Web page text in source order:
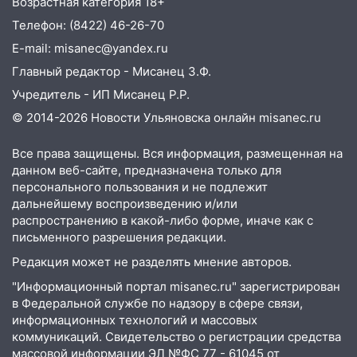
11:38 В Госдуме предложили отменить
ЕГЭ с 2027 года
11:25 В Ульяновске ИИ будет выявлять
нарушителей на контейнерных
площадках
Валерия Клейменова выиграла два
золота в составе сборной мира
11:16 В Ульяновске открыли памятную
доску декабристу Кондратию Рылееву
10:40
В Ульяновске спасатели ночью
нашли потерявшегося в заброшенных
садах 79-летнего мужчину
10:26 На нескольких улицах Ульяновска
временно отключили холодную воду
Телефон: (8422) 46-26-70
E-mail: misanec@yandex.ru
Главный редактор - Мисанец З.Ф.
Учредитель - ИП Мисанец Р.Р.
© 2014-2026 Новости Ульяновска онлайн misanec.ru
Все права защищены. Вся информация, размещенная на
данном веб-сайте, предназначена только для
персонального пользования и не подлежит
дальнейшему воспроизведению и/или
распространению в какой-либо форме, иначе как с
письменного разрешения редакции.
Редакция может не разделять мнение авторов.
"Информационный портал misanec.ru" зарегистрирован
в Федеральной службе по надзору в сфере связи,
информационных технологий и массовых
коммуникаций. Свидетельство о регистрации средства
массовой информации ЭЛ №ФС 77 - 61045 от